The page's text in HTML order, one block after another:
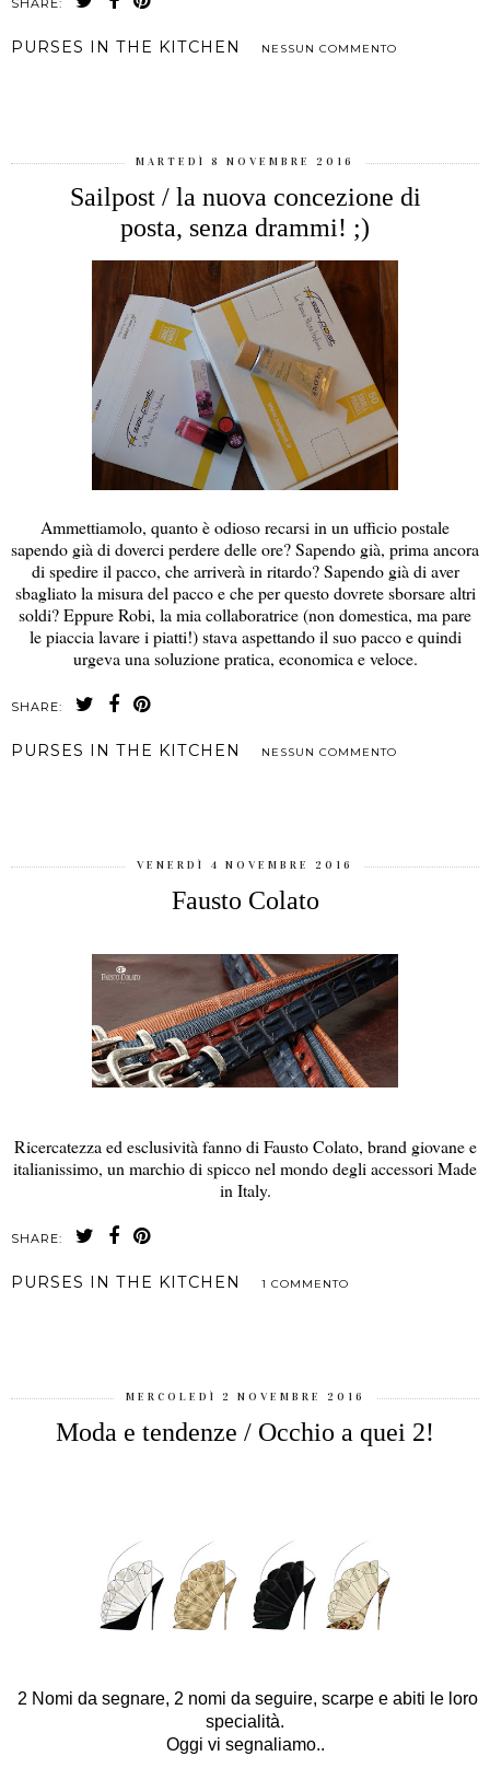
PURSES IN THE KITCHEN NESSUN COMMENTO
MARTEDÌ 8 NOVEMBRE 2016
Sailpost / la nuova concezione di
posta, senza drammi! ;)
Ammettiamolo, quanto è odioso recarsi in un ufficio postale
sapendo già di doverci perdere delle ore? Sapendo già, prima ancora
di spedire il pacco, che arriverà in ritardo? Sapendo già di aver
sbagliato la misura del pacco e che per questo dovrete sborsare altri
soldi? Eppure Robi, la mia collaboratrice (non domestica, ma pare
le piaccia lavare i piatti!) stava aspettando il suo pacco e quindi
urgeva una soluzione pratica, economica e veloce.
SHARE:
PURSES IN THE KITCHEN NESSUN COMMENTO
VENERDÌ 4 NOVEMBRE 2016
Fausto Colato
Ricercatezza ed esclusività fanno di Fausto Colato, brand giovane e
italianissimo, un marchio di spicco nel mondo degli accessori Made
in Italy.
SHARE:
PURSES IN THE KITCHEN 1 COMMENTO
MERCOLEDÌ 2 NOVEMBRE 2016
Moda e tendenze / Occhio a quei 2!
2 Nomi da segnare, 2 nomi da seguire, scarpe e abiti le loro
specialità.
Oggi vi segnaliamo..